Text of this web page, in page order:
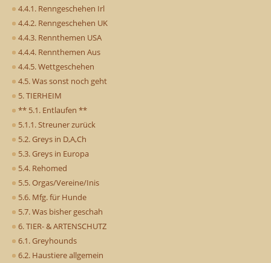
4.4.1. Renngeschehen Irl
4.4.2. Renngeschehen UK
4.4.3. Rennthemen USA
4.4.4. Rennthemen Aus
4.4.5. Wettgeschehen
4.5. Was sonst noch geht
5. TIERHEIM
** 5.1. Entlaufen **
5.1.1. Streuner zurück
5.2. Greys in D,A,Ch
5.3. Greys in Europa
5.4. Rehomed
5.5. Orgas/Vereine/Inis
5.6. Mfg. für Hunde
5.7. Was bisher geschah
6. TIER- & ARTENSCHUTZ
6.1. Greyhounds
6.2. Haustiere allgemein